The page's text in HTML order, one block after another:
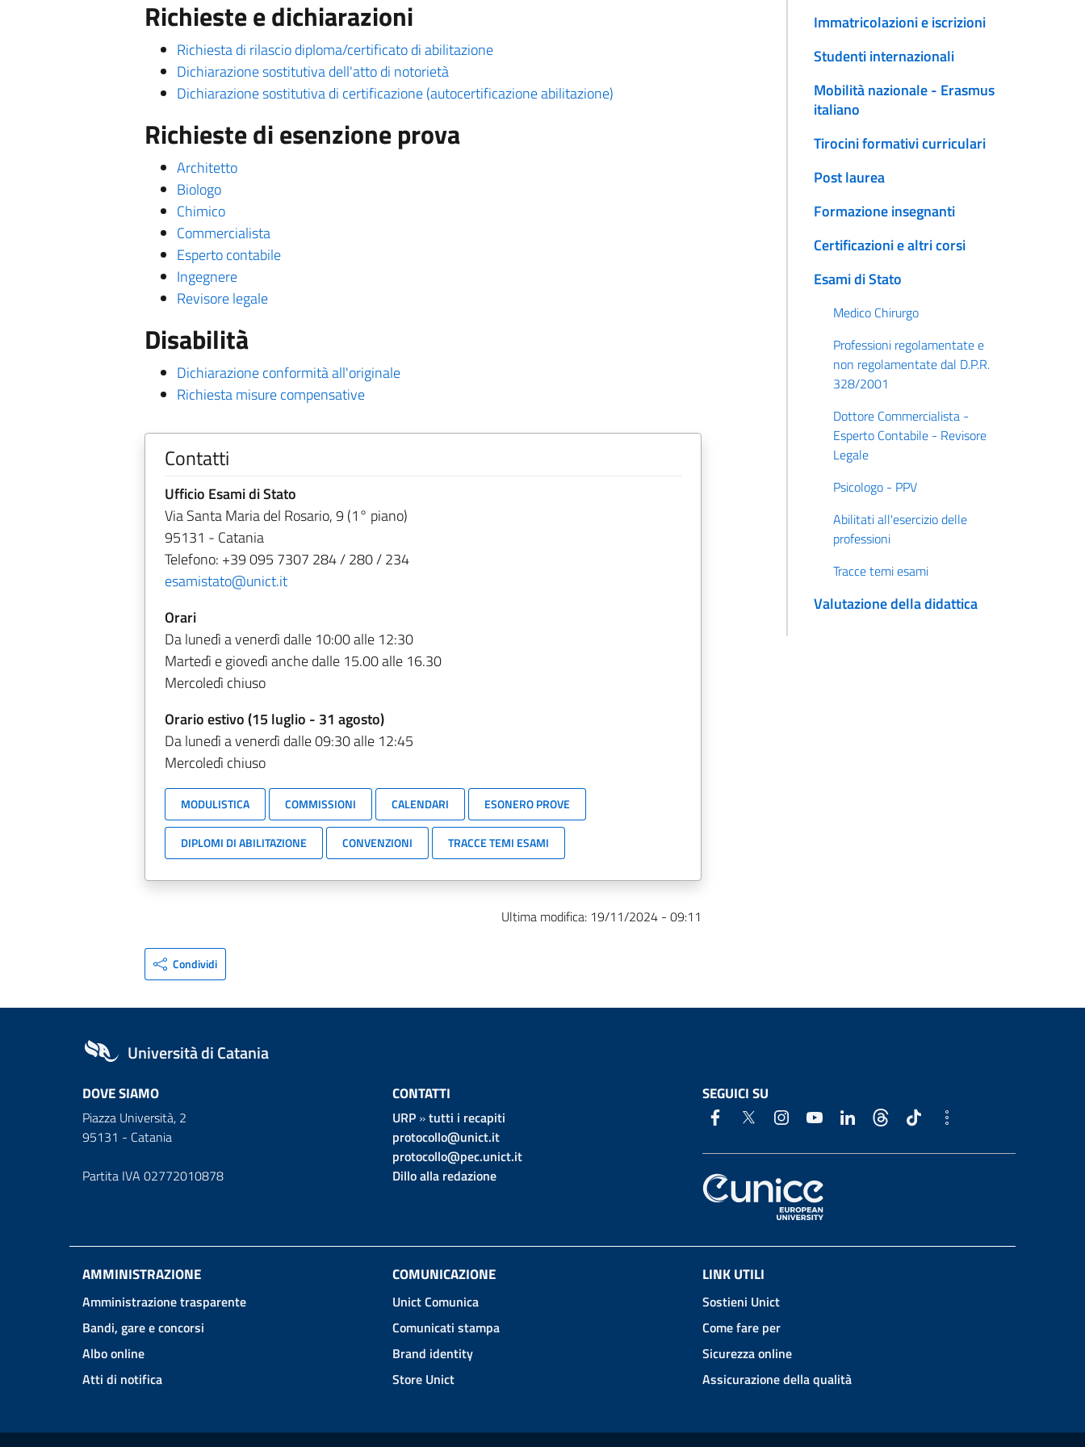
Richieste e dichiarazioni
Richiesta di rilascio diploma/certificato di abilitazione
Dichiarazione sostitutiva dell'atto di notorietà
Dichiarazione sostitutiva di certificazione (autocertificazione abilitazione)
Richieste di esenzione prova
Architetto
Biologo
Chimico
Commercialista
Esperto contabile
Ingegnere
Revisore legale
Disabilità
Dichiarazione conformità all'originale
Richiesta misure compensative
Contatti
Ufficio Esami di Stato
Via Santa Maria del Rosario, 9 (1° piano)
95131 - Catania
Telefono: +39 095 7307 284 / 280 / 234
esamistato@unict.it
Orari
Da lunedì a venerdì dalle 10:00 alle 12:30
Martedì e giovedì anche dalle 15.00 alle 16.30
Mercoledì chiuso
Orario estivo (15 luglio - 31 agosto)
Da lunedì a venerdì dalle 09:30 alle 12:45
Mercoledì chiuso
MODULISTICA COMMISSIONI CALENDARI ESONERO PROVE
DIPLOMI DI ABILITAZIONE CONVENZIONI TRACCE TEMI ESAMI
Ultima modifica: 19/11/2024 - 09:11
Condividi
Immatricolazioni e iscrizioni
Studenti internazionali
Mobilità nazionale - Erasmus
italiano
Tirocini formativi curriculari
Post laurea
Formazione insegnanti
Certificazioni e altri corsi
Esami di Stato
Medico Chirurgo
Professioni regolamentate e
non regolamentate dal D.P.R.
328/2001
Dottore Commercialista -
Esperto Contabile - Revisore
Legale
Psicologo - PPV
Abilitati all'esercizio delle
professioni
Tracce temi esami
Valutazione della didattica
Università di Catania
DOVE SIAMO
Piazza Università, 2
95131 - Catania
Partita IVA 02772010878
CONTATTI
URP»tutti i recapiti
protocollo@unict.it
protocollo@pec.unict.it
Dillo alla redazione
SEGUICI SU
AMMINISTRAZIONE
Amministrazione trasparente
Bandi, gare e concorsi
Albo online
Atti di notifica
COMUNICAZIONE
Unict Comunica
Comunicati stampa
Brand identity
Store Unict
LINK UTILI
Sostieni Unict
Come fare per
Sicurezza online
Assicurazione della qualità